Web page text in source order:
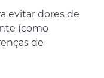
evitar dores de
(como
de